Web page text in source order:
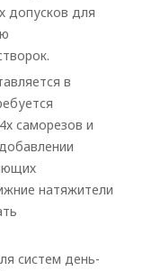
допусков для
в
саморезов и
натяжители
систем день-